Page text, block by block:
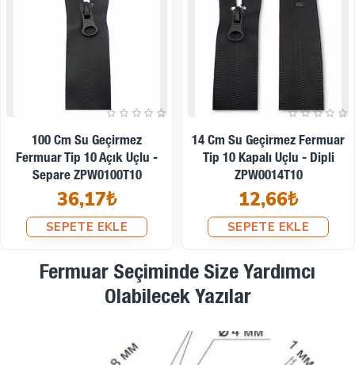
16 Cm Su Geçirmez Fermuar
Tip 10 Kapalı Uçlu - Dipli
ZPW0016T10
12,97₺
SEPETE EKLE
18 Cm Su Geçirmez Fermuar
Tip 10 Kapalı Uçlu - Dipli
ZPW0018T10
13,28₺
SEPETE EKLE
Fermuar Seçiminde Size Yardımcı
Olabilecek Yazılar